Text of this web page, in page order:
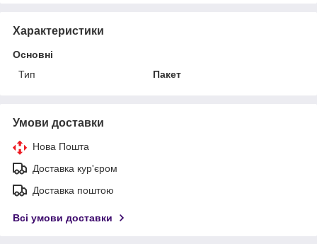
Характеристики
Основні
Тип
Пакет
Умови доставки
Нова Пошта
Доставка кур'єром
Доставка поштою
Всі умови доставки